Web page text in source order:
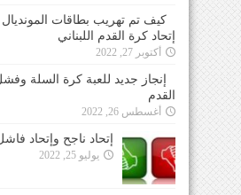
كيف تم تهريب بطاقات المونديال
إتحاد كرة القدم اللبناني
أكتوبر 27, 2022
إنجاز جديد للعبة كرة السلة
القدم
أغسطس 26, 2022
إتحاد ناجح وإتحاد
يوليو 25, 2022